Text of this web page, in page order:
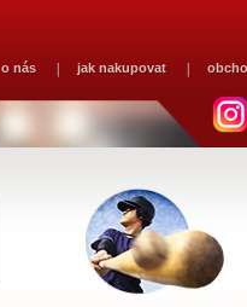
o nás jak nakupovat